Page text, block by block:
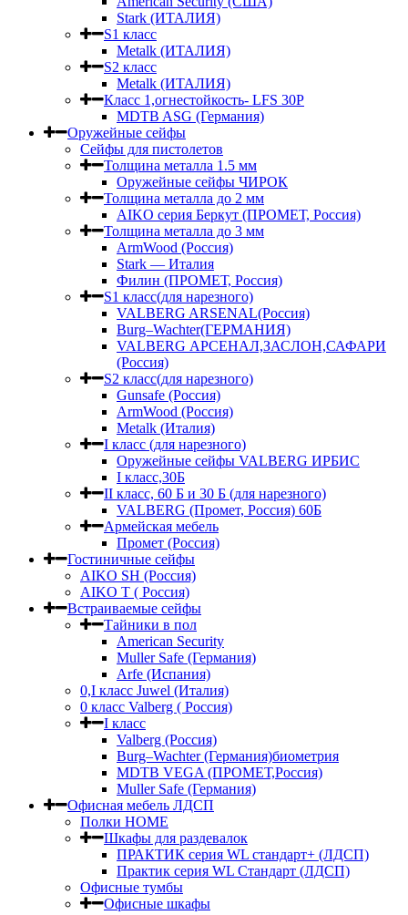
Stark (ИТАЛИЯ)
S1 класс
Metalk (ИТАЛИЯ)
S2 класс
Metalk (ИТАЛИЯ)
Класс 1,огнестойкость- LFS 30P
MDTB ASG (Германия)
Оружейные сейфы
Сейфы для пистолетов
Толщина металла 1.5 мм
Оружейные сейфы ЧИРОК
Толщина металла до 2 мм
AIKO серия Беркут (ПРОМЕТ, Россия)
Толщина металла до 3 мм
ArmWood (Россия)
Stark — Италия
Филин (ПРОМЕТ, Россия)
S1 класс(для нарезного)
VALBERG ARSENAL(Россия)
Burg–Wachter(ГЕРМАНИЯ)
VALBERG АРСЕНАЛ,ЗАСЛОН,САФАРИ
(Россия)
S2 класс(для нарезного)
Gunsafe (Россия)
ArmWood (Россия)
Metalk (Италия)
I класс (для нарезного)
Оружейные сейфы VALBERG ИРБИС
I класс,30Б
II класс, 60 Б и 30 Б (для нарезного)
VALBERG (Промет, Россия) 60Б
Армейская мебель
Промет (Россия)
Гостиничные сейфы
AIKO SH (Россия)
AIKO Т ( Россия)
Встраиваемые сейфы
Тайники в пол
American Security
Muller Safe (Германия)
Arfe (Испания)
0,I класс Juwel (Италия)
0 класс Valberg ( Россия)
I класс
Valberg (Россия)
Burg–Wachter (Германия)биометрия
MDTB VEGA (ПРОМЕТ,Россия)
Muller Safe (Германия)
Офисная мебель ЛДСП
Полки HOME
Шкафы для раздевалок
ПРАКТИК серия WL стандарт+ (ЛДСП)
Практик серия WL Стандарт (ЛДСП)
Офисные тумбы
Офисные шкафы